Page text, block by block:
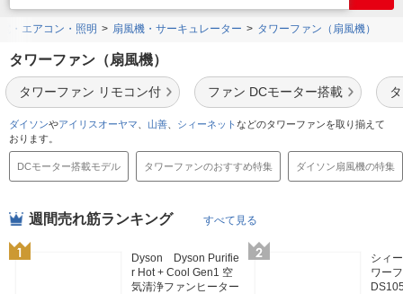
・エアコン・照明 扇風機・サーキュレーター タワーファン（扇風機）
タワーファン（扇風機）
タワーファン リモコン付 ファン DCモーター搭載
ダイソンやアイリスオーヤマ 山善 シィーネットなどのタワーファンを取り揃えて
おります。
DCモーター搭載モデル タワーファンのおすすめ特集 ダイソン扇風機の特集
週間売れ筋ランキング すべて見る
Dyson Dyson Purifie
r Hot + Cool Gen1 空
気清浄ファンヒーター
シィ
ワー